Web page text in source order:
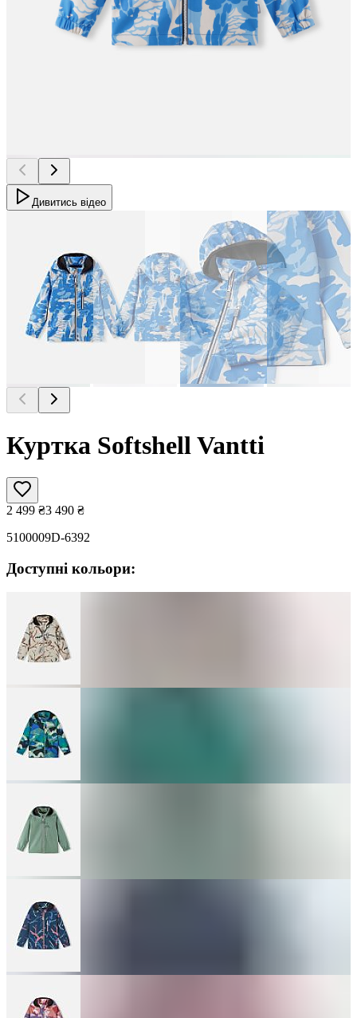
Дивитись відео
Куртка Softshell Vantti
2 499 ₴3 490 ₴
5100009D-6392
Доступні кольори: